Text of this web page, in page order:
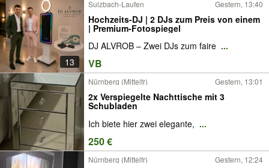
13
Sulzbach-Laufen Gestern, 13:40
Hochzeits-DJ | 2 DJs zum Preis von einem
| Premium-Fotospiegel
DJ ALVROB – Zwei DJs zum faire ...
VB
Nürnberg (Mittelfr) Gestern, 13:01
2x Verspiegelte Nachttische mit 3
Schubladen
Ich biete hier zwei elegante, ...
250 €
Nürnberg (Mittelfr) Gestern, 12:24